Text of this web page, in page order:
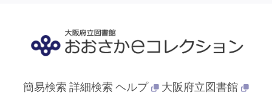
簡易検索 詳細検索 ヘルプ 大阪府立図書館